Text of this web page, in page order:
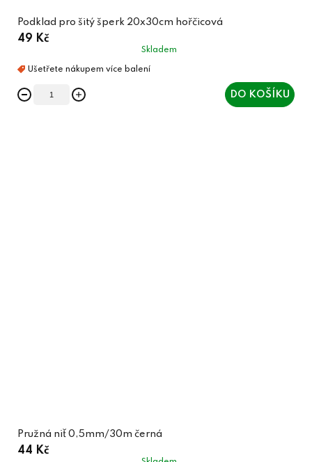
Podklad pro šitý šperk 20x30cm hořčicová
49 Kč
Skladem
DO KOŠÍKU
Pružná niť 0,5mm/30m černá
44 Kč